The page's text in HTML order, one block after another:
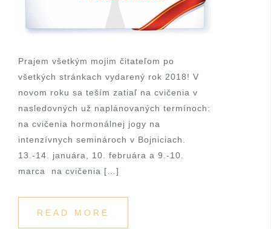
Prajem všetkým mojim čitateľom po
všetkých stránkach vydarený rok 2018! V
novom roku sa teším zatiaľ na cvičenia v
nasledovných už naplánovaných termínoch:
na cvičenia hormonálnej jogy na
intenzívnych seminároch v Bojniciach.
13.-14. januára, 10. februára a 9.-10.
marca na cvičenia […]
READ MORE